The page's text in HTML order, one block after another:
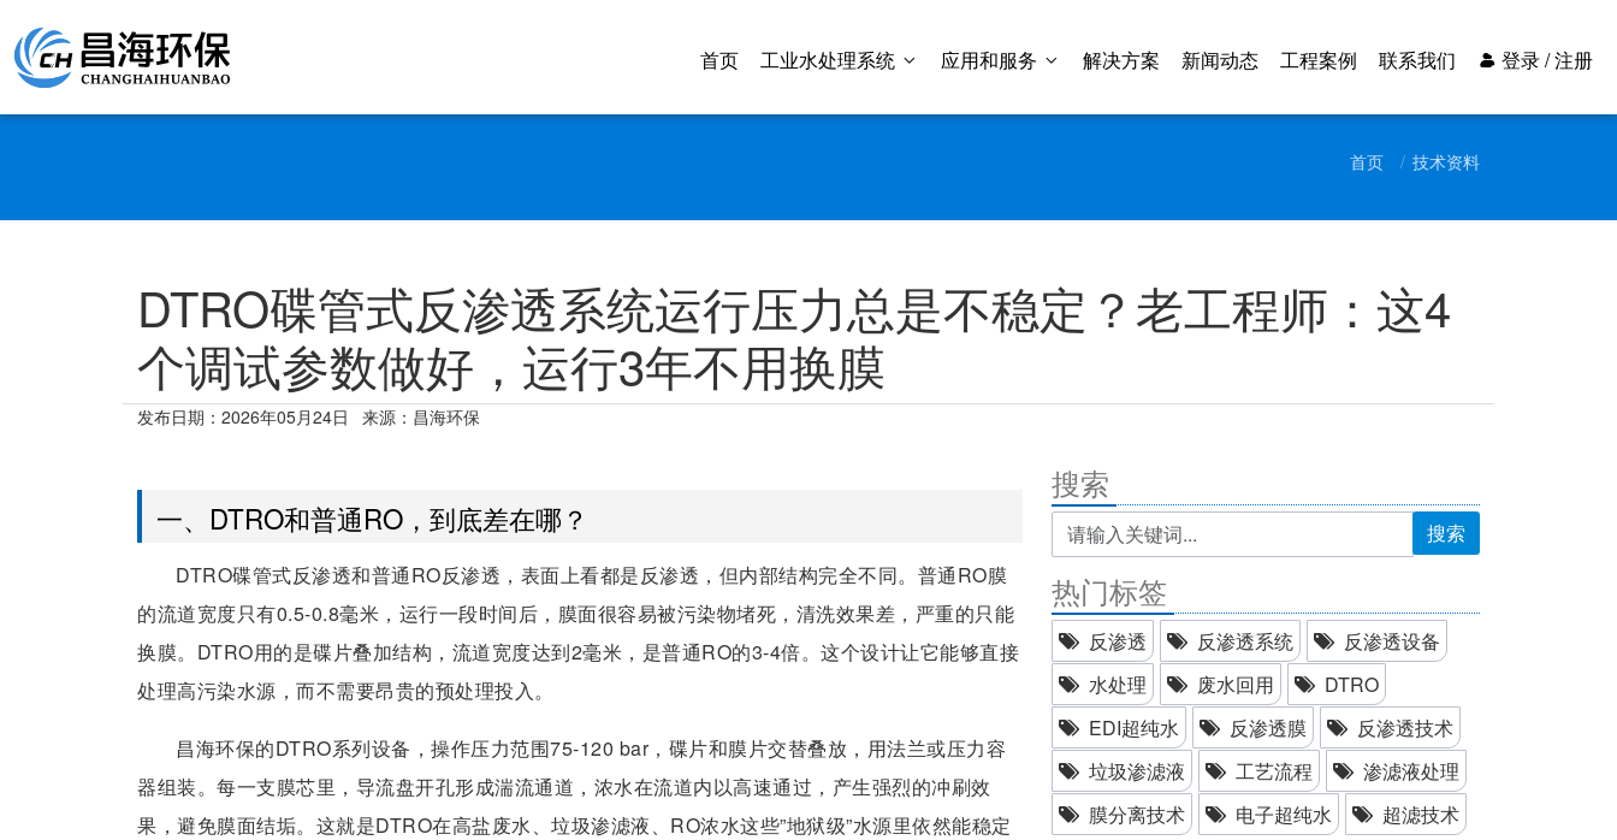
首页 工业水处理系统 应用和服务 解决方案 新闻动态 工程案例 联系我们 登录 / 注册
首页 技术资料
DTRO碟管式反渗透系统运行压力总是不稳定？老工程师：这4
个调试参数做好，运行3年不用换膜
发布日期： 2026年05月24日 来源：昌海环保
一、DTRO和普通RO，到底差在哪？
DTRO碟管式反渗透和普通RO反渗透，表面上看都是反渗透，但内部结构完全不同。普通RO膜
的流道宽度只有0.5-0.8毫米，运行一段时间后，膜面很容易被污染物堵死，清洗效果差，严重的只能
换膜。DTRO用的是碟片叠加结构，流道宽度达到2毫米，是普通RO的3-4倍。这个设计让它能够直接
处理高污染水源，而不需要昂贵的预处理投入。
昌海环保的DTRO系列设备，操作压力范围75-120 bar，碟片和膜片交替叠放，用法兰或压力容
器组装。每一支膜芯里，导流盘开孔形成湍流通道，浓水在流道内以高速通过，产生强烈的冲刷效
果，避免膜面结垢。这就是DTRO在高盐废水、垃圾渗滤液、RO浓水这些”地狱级”水源里依然能稳定
搜索
搜索
热门标签
反渗透 反渗透系统
反渗透设备
水处理
废水回用
DTRO
EDI超纯水
反渗透膜
反渗透技术
垃圾渗滤液
工艺流程
渗滤液处理
膜分离技术
电子超纯水 超滤技术